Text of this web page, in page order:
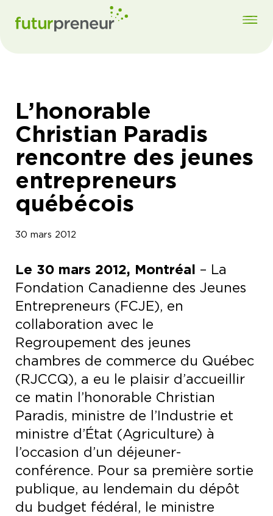
L’honorable
Christian Paradis
rencontre des jeunes
entrepreneurs
québécois
30 mars 2012
Le 30 mars 2012, Montréal – La
Fondation Canadienne des Jeunes
Entrepreneurs (FCJE), en
collaboration avec le
Regroupement des jeunes
chambres de commerce du Québec
(RJCCQ), a eu le plaisir d’accueillir
ce matin l’honorable Christian
Paradis, ministre de l’Industrie et
ministre d’État (Agriculture) à
l’occasion d’un déjeuner-
conférence. Pour sa première sortie
publique, au lendemain du dépôt
du budget fédéral, le ministre